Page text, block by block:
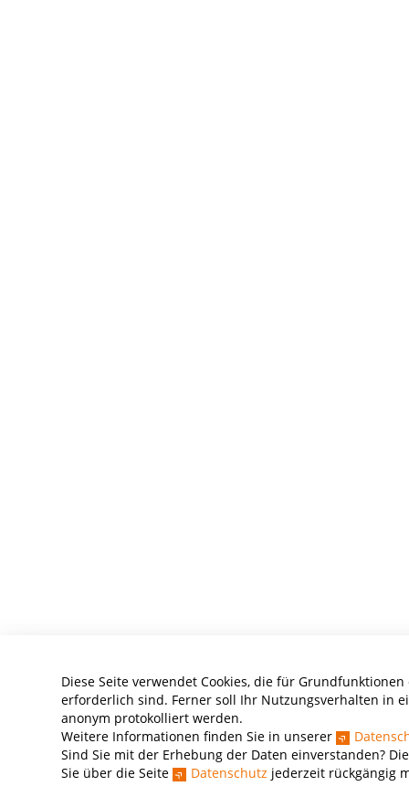
Diese Seite verwendet Cookies, die für Grundfunktionen
erforderlich sind. Ferner soll Ihr Nutzungsverhalten in
anonym protokolliert werden.
Weitere Informationen finden Sie in unserer
Sind Sie mit der Erhebung der Daten einverstanden?
Sie über die Seite
Datenschutz jederzeit rückgängig